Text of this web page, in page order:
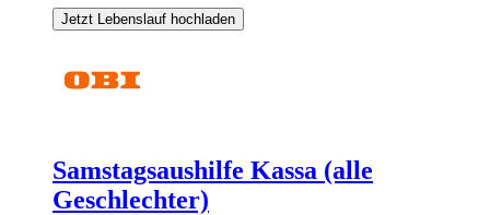
Jetzt Lebenslauf hochladen
Samstagsaushilfe Kassa (alle
Geschlechter)